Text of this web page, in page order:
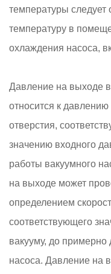
температуры следует
температуру в
охлаждения насоса,
Давление на выходе
относится к
отверстия,
значению входного
работы вакуумного
на выходе может
определением
соответствующего
вакууму, до примерно
насоса. Давление на